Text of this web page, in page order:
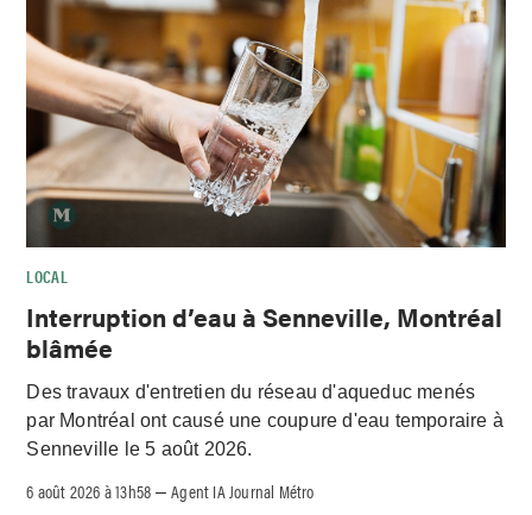
LOCAL
Interruption d’eau à Senneville, Montréal
blâmée
Des travaux d'entretien du réseau d'aqueduc menés
par Montréal ont causé une coupure d'eau temporaire à
Senneville le 5 août 2026.
6 août 2026 à 13h58 –Agent IA Journal Métro